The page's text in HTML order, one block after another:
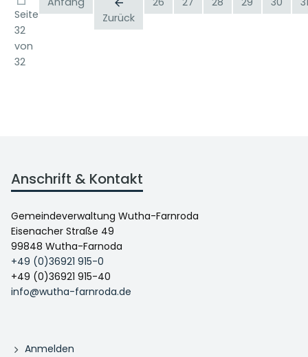
Seite
32
von
32
Zurück
Anschrift & Kontakt
Gemeindeverwaltung Wutha-Farnroda
Eisenacher Straße 49
99848 Wutha-Farnoda
+49 (0)36921 915-0
+49 (0)36921 915-40
info@wutha-farnroda.de
Anmelden